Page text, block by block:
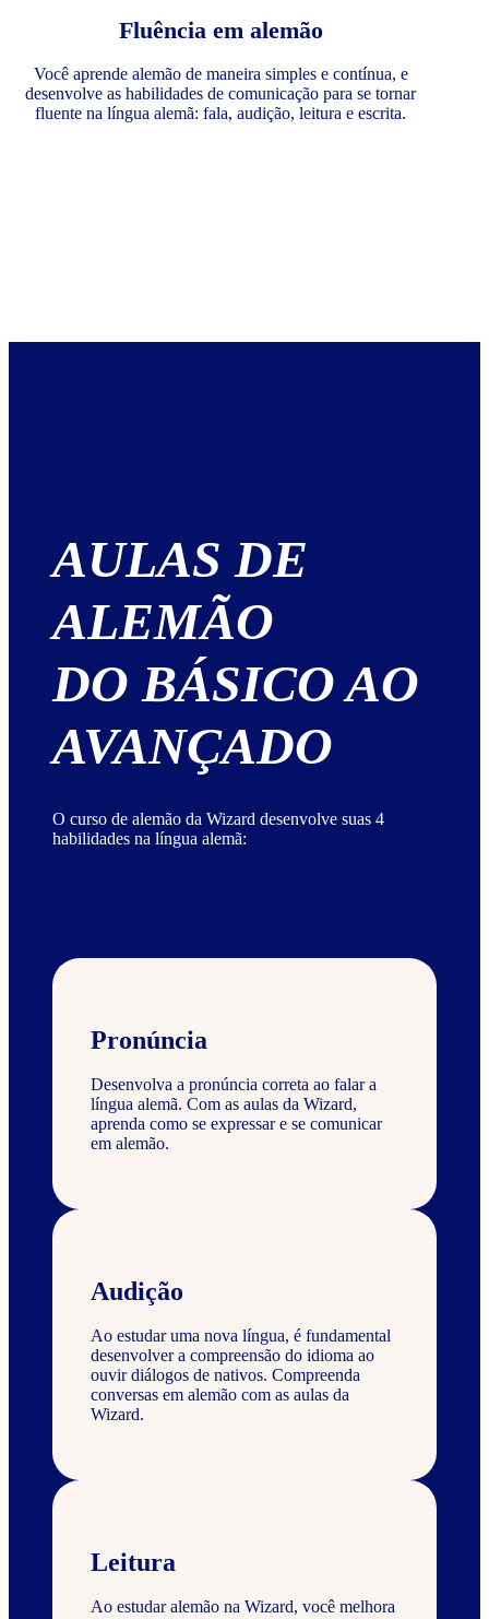
Fluência em alemão
Você aprende alemão de maneira simples e contínua, e
desenvolve as habilidades de comunicação para se tornar
fluente na língua alemã: fala, audição, leitura e escrita.
AULAS DE
ALEMÃO
DO BÁSICO AO
AVANÇADO
O curso de alemão da Wizard desenvolve suas 4
habilidades na língua alemã:
Pronúncia
Desenvolva a pronúncia correta ao falar a
língua alemã. Com as aulas da Wizard,
aprenda como se expressar e se comunicar
em alemão.
Audição
Ao estudar uma nova língua, é fundamental
desenvolver a compreensão do idioma ao
ouvir diálogos de nativos. Compreenda
conversas em alemão com as aulas da
Wizard.
Leitura
Ao estudar alemão na Wizard, você melhora